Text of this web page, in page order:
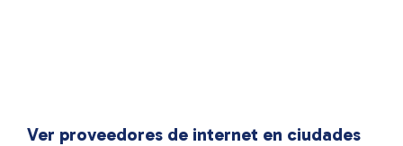
Ver proveedores de internet en ciudades